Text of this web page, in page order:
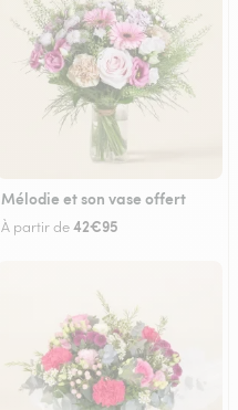
Mélodie et son vase offert
À partir de42€95